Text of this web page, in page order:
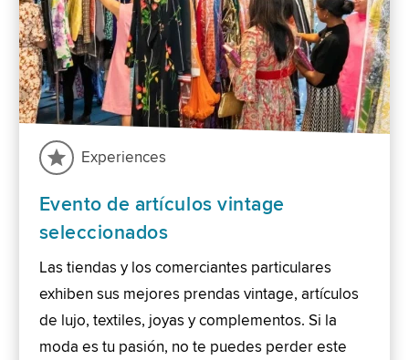
Experiences
Evento de artículos vintage
seleccionados
Las tiendas y los comerciantes particulares
exhiben sus mejores prendas vintage, artículos
de lujo, textiles, joyas y complementos. Si la
moda es tu pasión, no te puedes perder este